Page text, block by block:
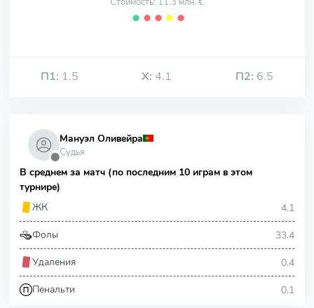
⬤ ⬤ ⬤ ⬤ ⬤
П1: 1.5 Х: 4.1 П2: 6.5
⬤
Мануэл Оливейра
Судья
В среднем за матч (по последним 10 играм в этом
турнире)
ЖК
4.1
Фолы 33.4
Удаления 0.4
Пенальти 0.1